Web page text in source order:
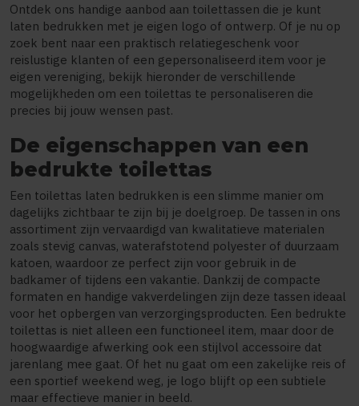
Ontdek ons handige aanbod aan toilettassen die je kunt
laten bedrukken met je eigen logo of ontwerp. Of je nu op
zoek bent naar een praktisch relatiegeschenk voor
reislustige klanten of een gepersonaliseerd item voor je
eigen vereniging, bekijk hieronder de verschillende
mogelijkheden om een toilettas te personaliseren die
precies bij jouw wensen past.
De eigenschappen van een
bedrukte toilettas
Een toilettas laten bedrukken is een slimme manier om
dagelijks zichtbaar te zijn bij je doelgroep. De tassen in ons
assortiment zijn vervaardigd van kwalitatieve materialen
zoals stevig canvas, waterafstotend polyester of duurzaam
katoen, waardoor ze perfect zijn voor gebruik in de
badkamer of tijdens een vakantie. Dankzij de compacte
formaten en handige vakverdelingen zijn deze tassen ideaal
voor het opbergen van verzorgingsproducten. Een bedrukte
toilettas is niet alleen een functioneel item, maar door de
hoogwaardige afwerking ook een stijlvol accessoire dat
jarenlang mee gaat. Of het nu gaat om een zakelijke reis of
een sportief weekend weg, je logo blijft op een subtiele
maar effectieve manier in beeld.